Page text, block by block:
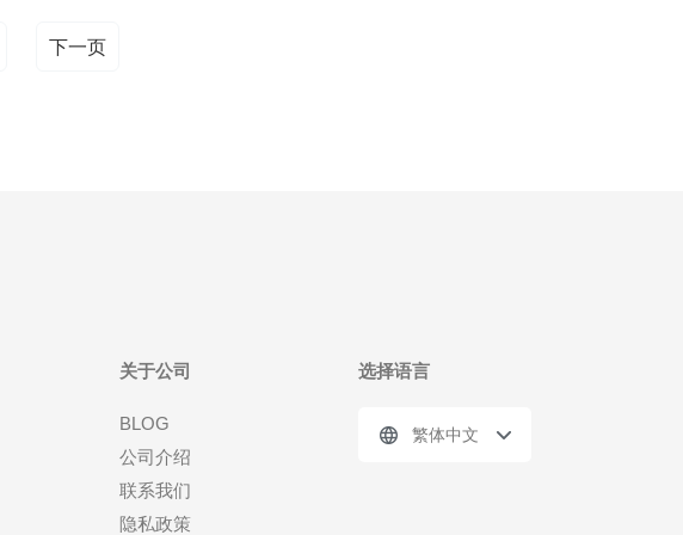
下一页
关于公司
BLOG
公司介绍
联系我们
隐私政策
选择语言
繁体中文